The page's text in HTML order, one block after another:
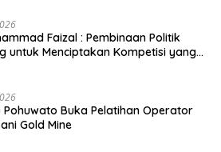
Faizal : Pembinaan Politik
untuk Menciptakan Kompetisi yang
Pohuwato Buka Pelatihan Operator
Gold Mine